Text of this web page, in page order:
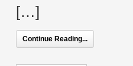
[…]
Continue Reading...